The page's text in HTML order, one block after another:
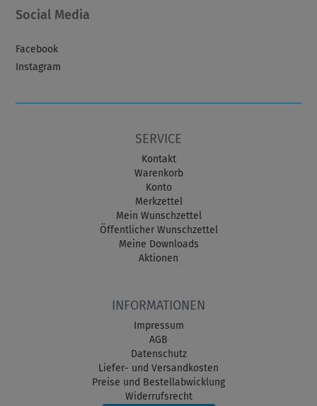
Social Media
Facebook
Instagram
SERVICE
Kontakt
Warenkorb
Konto
Merkzettel
Mein Wunschzettel
Öffentlicher Wunschzettel
Meine Downloads
Aktionen
INFORMATIONEN
Impressum
AGB
Datenschutz
Liefer- und Versandkosten
Preise und Bestellabwicklung
Widerrufsrecht